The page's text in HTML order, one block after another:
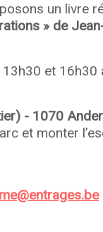
un livre
» de
et 16h30
- 1070
et monter